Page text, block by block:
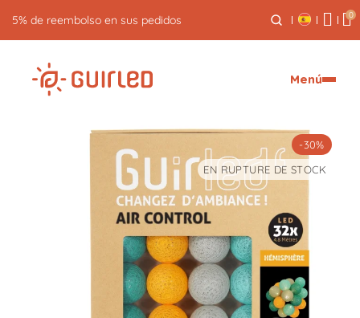
Devolución gratuita durante 30 días 0
Menú
-30%
EN RUPTURE DE STOCK